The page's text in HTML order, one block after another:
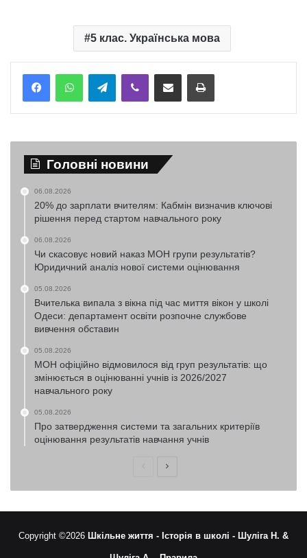
5 клас. Українська мова
TelegramViber Надіслати електронною поштоюНадрукувати
Головні новини
06.08.2026
20% до зарплати вчителям: Кабмін визначив ключові
рішення перед стартом навчального року
06.08.2026
Чи скасовує новий наказ МОН групи результатів?
Юридичний аналіз нової системи оцінювання
05.08.2026
Вчителька випала з вікна під час миття вікон у школі
Одеси: департамент освіти розпочне службове
вивчення обставин
05.08.2026
МОН офіційно відмовилося від груп результатів: що
змінюється в оцінюванні учнів із 2026/2027
навчального року
05.08.2026
Про затвердження системи та загальних критеріїв
оцінювання результатів навчання учнів
ПопередняНаступна
Copyright ©2026 Шкільне життя - Історія в школі - Шуліга Н. &